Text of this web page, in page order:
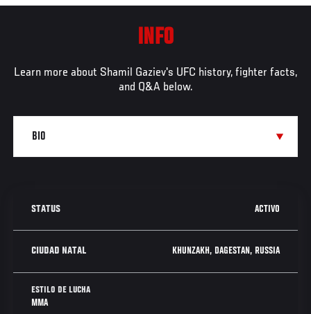
INFO
Learn more about Shamil Gaziev's UFC history, fighter facts,
and Q&A below.
STATUS ACTIVO
CIUDAD NATAL KHUNZAKH, DAGESTAN, RUSSIA
ESTILO DE LUCHA
MMA